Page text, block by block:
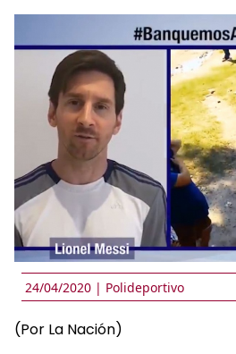
24/04/2020 | Polideportivo
(Por La Nación)